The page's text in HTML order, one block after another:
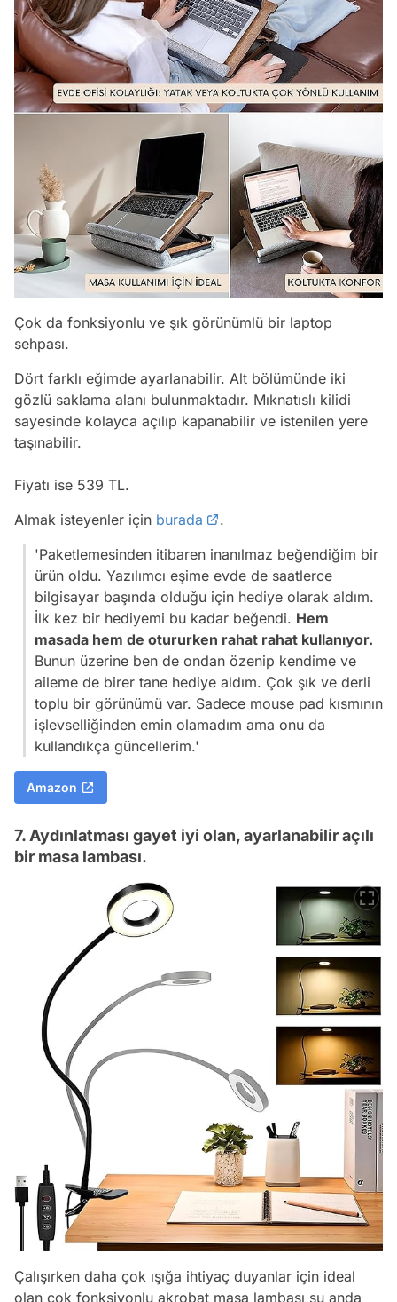
Çok da fonksiyonlu ve şık görünümlü bir laptop
sehpası.
Dört farklı eğimde ayarlanabilir. Alt bölümünde iki
gözlü saklama alanı bulunmaktadır. Mıknatıslı kilidi
sayesinde kolayca açılıp kapanabilir ve istenilen yere
taşınabilir.
Fiyatı ise 539 TL.
Almak isteyenler için burada
.
'Paketlemesinden itibaren inanılmaz beğendiğim bir
ürün oldu. Yazılımcı eşime evde de saatlerce
bilgisayar başında olduğu için hediye olarak aldım.
İlk kez bir hediyemi bu kadar beğendi. Hem
masada hem de otururken rahat rahat kullanıyor.
Bunun üzerine ben de ondan özenip kendime ve
aileme de birer tane hediye aldım. Çok şık ve derli
toplu bir görünümü var. Sadece mouse pad kısmının
işlevselliğinden emin olamadım ama onu da
kullandıkça güncellerim.'
Amazon
7. Aydınlatması gayet iyi olan, ayarlanabilir açılı
bir masa lambası.
Çalışırken daha çok ışığa ihtiyaç duyanlar için ideal
olan çok fonksiyonlu akrobat masa lambası şu anda